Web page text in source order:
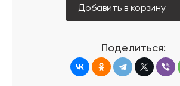
Добавить в корзину
Поделиться: